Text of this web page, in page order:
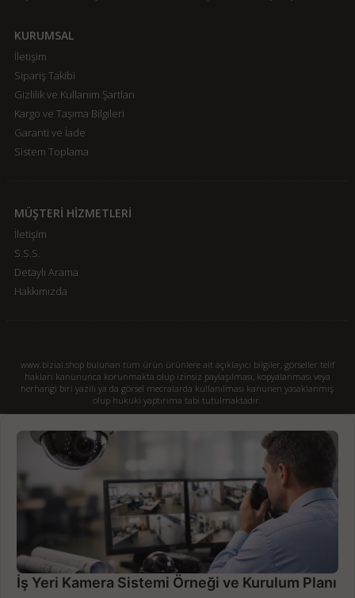
KURUMSAL
İletişim
Sipariş Takibi
Gizlilik ve Kullanım Şartları
Kargo ve Taşıma Bilgileri
Garanti ve İade
Sistem Toplama
MÜŞTERİ HİZMETLERİ
İletişim
S.S.S.
Detaylı Arama
Hakkımızda
www.bizial.shop bulunan tüm ürün ürünlere ait açıklayıcı bilgiler, görseller telif
hakları kanununca korunmakta olup izinsiz paylaşılması, kopyalanması veya
herhangi biri yazılı ya da görsel mecralarda kullanılması kanunen yasaklanmış
olup hukuki yaptırıma tabi tutulmaktadır.
İş Yeri Kamera Sistemi Örneği ve Kurulum Planı